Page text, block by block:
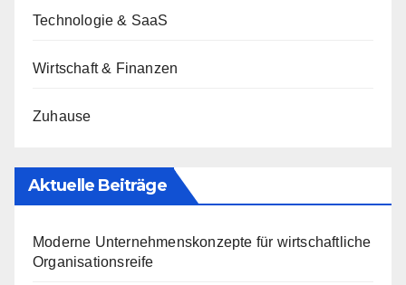
Technologie & SaaS
Wirtschaft & Finanzen
Zuhause
Aktuelle Beiträge
Moderne Unternehmenskonzepte für wirtschaftliche
Organisationsreife